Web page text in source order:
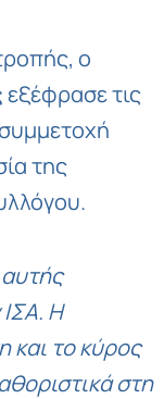
ο
εξέφρασε τις
της
ΙΣΑ. Η
και το κύρος
στη